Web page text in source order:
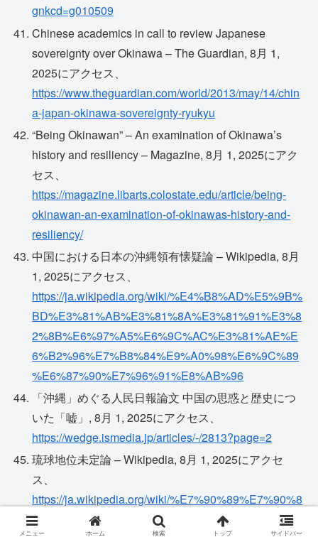
gnkcd=g010509
Chinese academics in call to review Japanese
sovereignty over Okinawa – The Guardian, 8月 1,
2025にアクセス、
https://www.theguardian.com/world/2013/may/14/chin
a-japan-okinawa-sovereignty-ryukyu
“Being Okinawan” – An examination of Okinawa’s
history and resiliency – Magazine, 8月 1, 2025にアク
セス、
https://magazine.libarts.colostate.edu/article/being-
okinawan-an-examination-of-okinawas-history-and-
resiliency/
中国における日本の沖縄領有懐疑論 – Wikipedia, 8月
1, 2025にアクセス、
https://ja.wikipedia.org/wiki/%E4%B8%AD%E5%9B%
BD%E3%81%AB%E3%81%8A%E3%81%91%E3%8
2%8B%E6%97%A5%E6%9C%AC%E3%81%AE%E
6%B2%96%E7%B8%84%E9%A0%98%E6%9C%89
%E6%87%90%E7%96%91%E8%AB%96
「沖縄」めぐる人民日報論文 中国の思惑と歴史につ
いた「嘘」, 8月 1, 2025にアクセス、
https://wedge.ismedia.jp/articles/-/2813?page=2
琉球地位未定論 – Wikipedia, 8月 1, 2025にアクセ
ス、
https://ja.wikipedia.org/wiki/%E7%90%89%E7%90%8
3%E5%9C%B0%E4%BD%8D%E6%9C%AA%E5%A
メニュー ホーム 検索 トップ サイドバー